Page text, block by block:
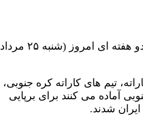
تیم های کاراته کره جنوبی، هنگ کنگ و ماکائو برای برپایی اردوی مشترک دو هفته ای امروز (شنبه ۲۵ مرداد
تیم های کاراته کره جنوبی،
آماده می کنند برای برپایی
شدند.